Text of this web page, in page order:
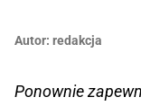
Autor: redakcja
Ponownie